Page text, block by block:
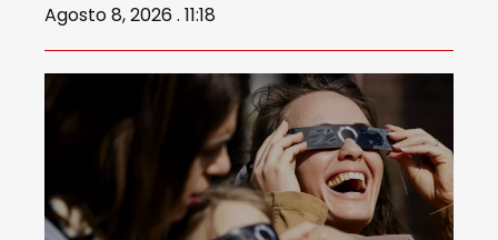
Agosto 8, 2026 . 11:18